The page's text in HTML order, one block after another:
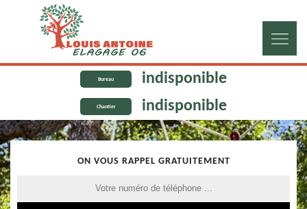
Bureau indisponible
Chantier indisponible
ON VOUS RAPPEL GRATUITEMENT